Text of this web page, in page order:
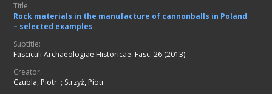
Title:
Rock materials in the manufacture of cannonballs in Poland
– selected examples
Subtitle:
Fasciculi Archaeologiae Historicae. Fasc. 26 (2013)
Creator:
Czubla, Piotr ; Strzyż, Piotr